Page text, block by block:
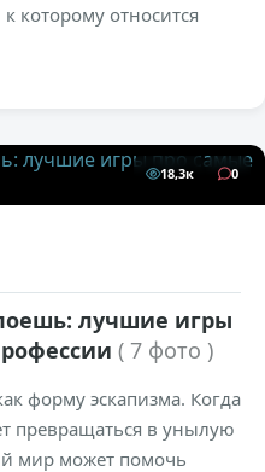
которому относится
18,3к 0
лучшие игры
( 7 фото )
форму эскапизма. Когда
превращаться в унылую
мир может помочь